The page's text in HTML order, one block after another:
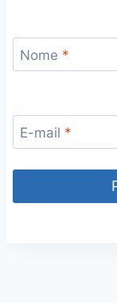
Nome *
E-mail *